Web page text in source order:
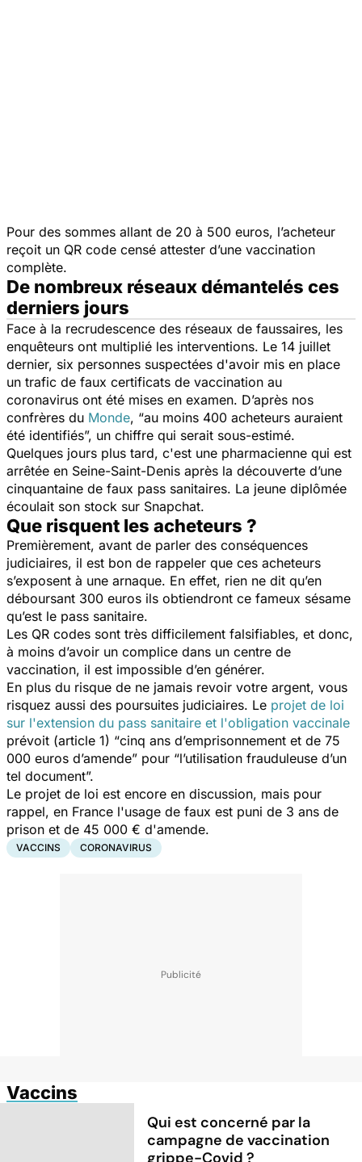
Pour des sommes allant de 20 à 500 euros, l’acheteur
reçoit un QR code censé attester d’une vaccination
complète.
De nombreux réseaux démantelés ces
derniers jours
Face à la recrudescence des réseaux de faussaires, les
enquêteurs ont multiplié les interventions. Le 14 juillet
dernier, six personnes suspectées d'avoir mis en place
un trafic de faux certificats de vaccination au
coronavirus ont été mises en examen. D’après nos
confrères du Monde, “au moins 400 acheteurs auraient
été identifiés”, un chiffre qui serait sous-estimé.
Quelques jours plus tard, c'est une pharmacienne qui est
arrêtée en Seine-Saint-Denis après la découverte d’une
cinquantaine de faux pass sanitaires. La jeune diplômée
écoulait son stock sur Snapchat.
Que risquent les acheteurs ?
Premièrement, avant de parler des conséquences
judiciaires, il est bon de rappeler que ces acheteurs
s’exposent à une arnaque. En effet, rien ne dit qu’en
déboursant 300 euros ils obtiendront ce fameux sésame
qu’est le pass sanitaire.
Les QR codes sont très difficilement falsifiables, et donc,
à moins d’avoir un complice dans un centre de
vaccination, il est impossible d’en générer.
En plus du risque de ne jamais revoir votre argent, vous
risquez aussi des poursuites judiciaires. Le projet de loi
sur l'extension du pass sanitaire et l'obligation vaccinale
prévoit (article 1) “cinq ans d’emprisonnement et de 75
000 euros d’amende” pour “l’utilisation frauduleuse d’un
tel document”.
Le projet de loi est encore en discussion, mais pour
rappel, en France l'usage de faux est puni de 3 ans de
prison et de 45 000 € d'amende.
VACCINS CORONAVIRUS
Vaccins
Qui est concerné par la
campagne de vaccination